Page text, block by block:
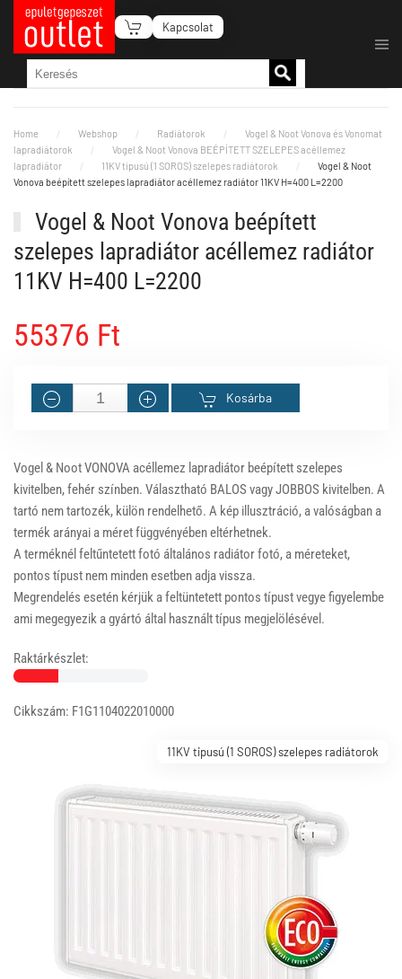
Fő tartalom átugrása
Kapcsolat
Home Webshop Radiátorok
Vogel & Noot Vonova és Vonomat
lapradiátorok
Vogel & Noot Vonova BEÉPÍTETT SZELEPES acéllemez
lapradiátor
11KV tipusú (1 SOROS) szelepes radiátorok
Vogel & Noot
Vonova beépített szelepes lapradiátor acéllemez radiátor 11KV H=400 L=2200
Vogel & Noot Vonova beépített
szelepes lapradiátor acéllemez radiátor
11KV H=400 L=2200
55376 Ft
Kosárba
Vogel & Noot VONOVA acéllemez lapradiátor beépített szelepes
kivitelben, fehér színben. Választható BALOS vagy JOBBOS kivitelben. A
tartó nem tartozék, külön rendelhető. A kép illusztráció, a valóságban a
termék arányai a méret függvényében eltérhetnek.
A terméknél feltűntetett fotó általános radiátor fotó, a méreteket,
pontos típust nem minden esetben adja vissza.
Megrendelés esetén kérjük a feltüntetett pontos típust vegye figyelembe
ami megegyezik a gyártó által használt típus megjelölésével.
Raktárkészlet:
Cikkszám: F1G1104022010000
11KV tipusú (1 SOROS) szelepes radiátorok